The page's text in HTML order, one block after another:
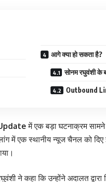
आगे क्या हो सकता है?
सोनम रघुवंशी के
Outbound
में एक बड़ा घटनाक्रम
में एक स्थानीय न्यूज चैनल को
ने कहा कि उन्होंने अदालत द्वारा